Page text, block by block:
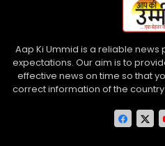
Aap Ki Ummid is a reliable
expectations. Our aim is to
effective news on time so that
correct information of the